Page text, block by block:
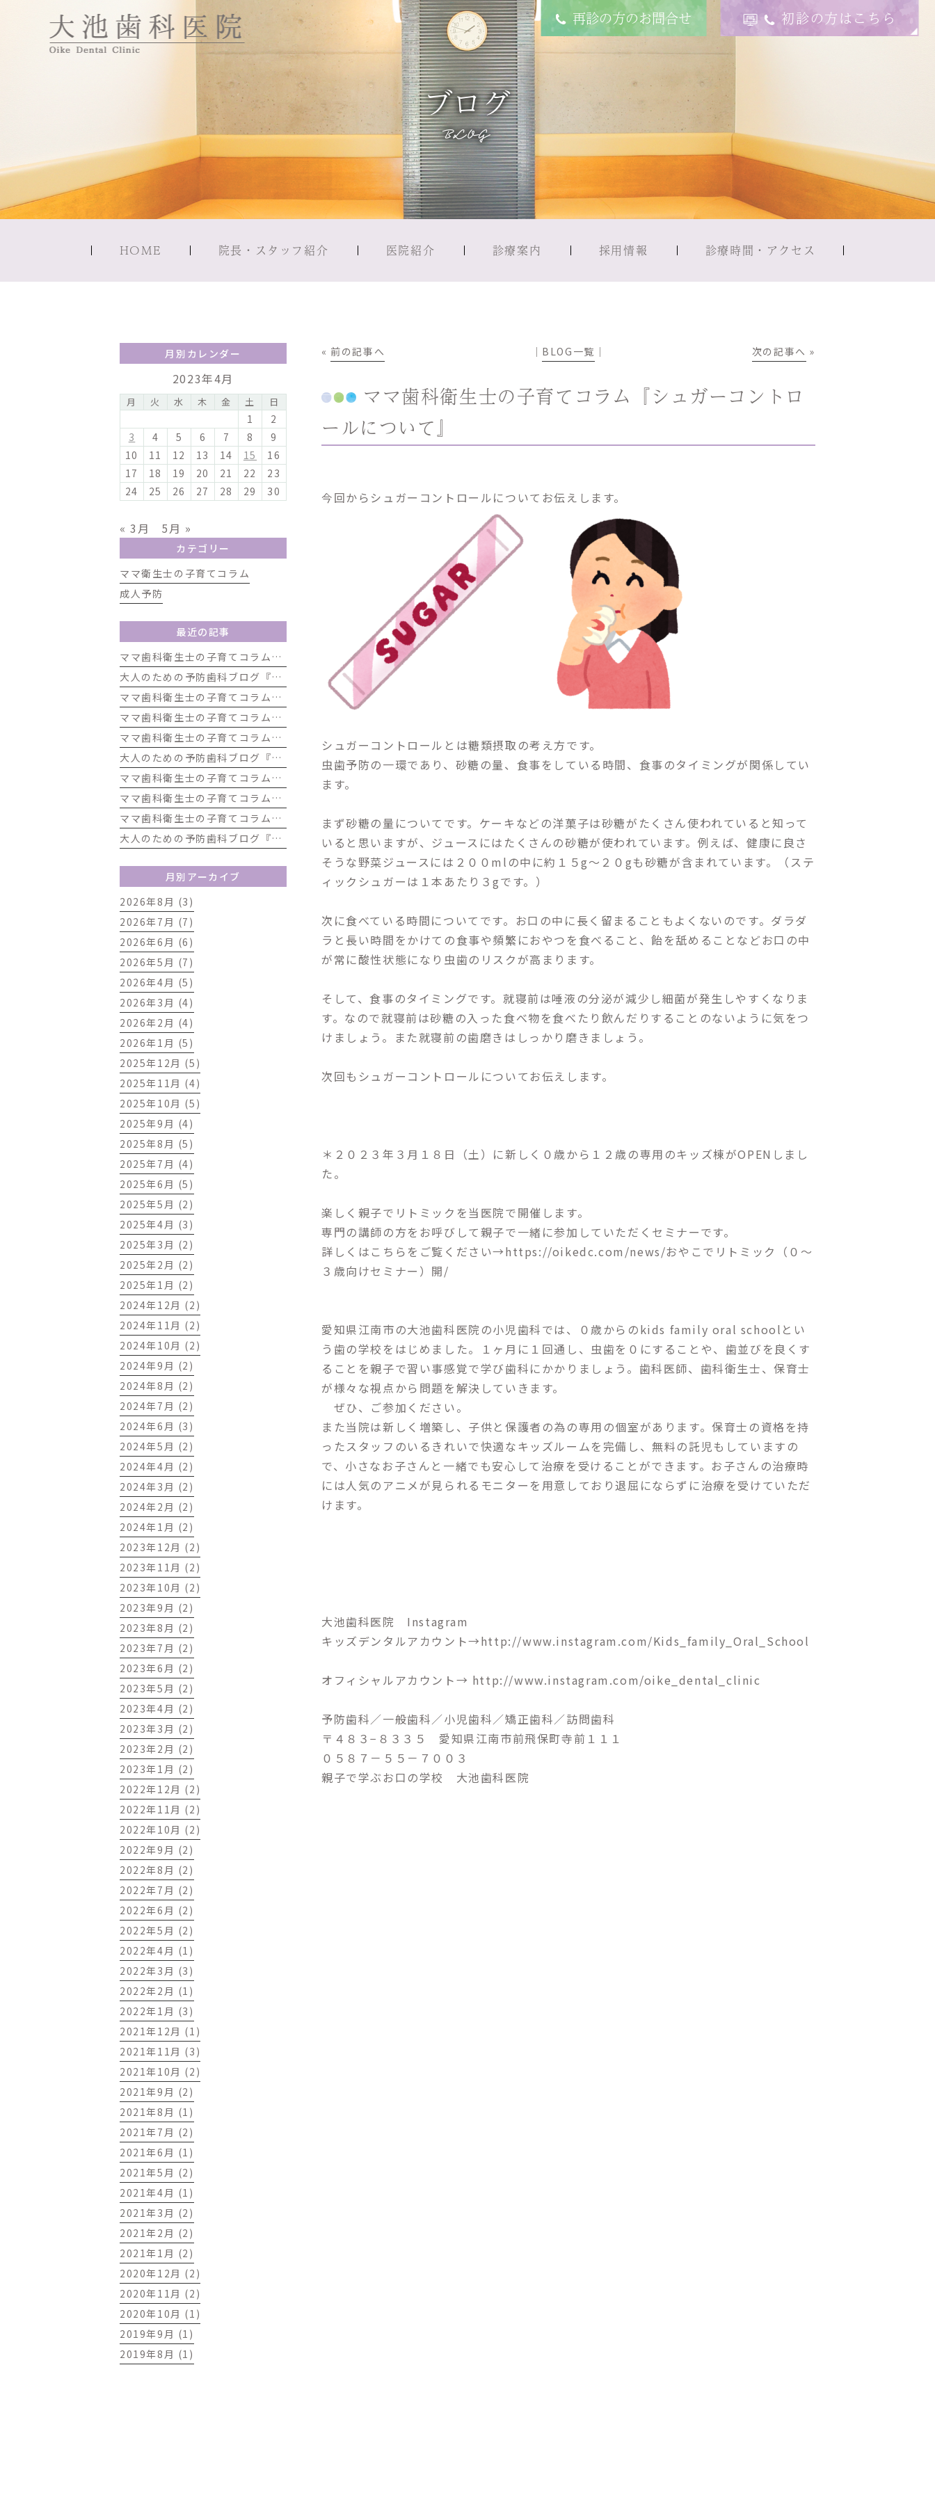
再診の方のお問合せ 初診の方はこちら
ブログ
BLOG
HOME 院長・スタッフ紹介 医院紹介 診療案内 採用情報 診療時間・アクセス
« 前の記事へ │ BLOG一覧 │ 次の記事へ »
ママ歯科衛生士の子育てコラム『シュガーコントロ
ールについて』
今回からシュガーコントロールについてお伝えします。
シュガーコントロールとは糖類摂取の考え方です。
虫歯予防の一環であり、砂糖の量、食事をしている時間、食事のタイミングが関係してい
ます。
まず砂糖の量についてです。ケーキなどの洋菓子は砂糖がたくさん使われていると知って
いると思いますが、ジュースにはたくさんの砂糖が使われています。例えば、健康に良さ
そうな野菜ジュースには２００mlの中に約１５g〜２０gも砂糖が含まれています。（ステ
ィックシュガーは１本あたり３gです。）
次に食べている時間についてです。お口の中に長く留まることもよくないのです。ダラダ
ラと長い時間をかけての食事や頻繁におやつを食べること、飴を舐めることなどお口の中
が常に酸性状態になり虫歯のリスクが高まります。
そして、食事のタイミングです。就寝前は唾液の分泌が減少し細菌が発生しやすくなりま
す。なので就寝前は砂糖の入った食べ物を食べたり飲んだりすることのないように気をつ
けましょう。また就寝前の歯磨きはしっかり磨きましょう。
次回もシュガーコントロールについてお伝えします。
＊２０２３年３月１８日（土）に新しく０歳から１２歳の専用のキッズ棟がOPENしまし
た。
楽しく親子でリトミックを当医院で開催します。
専門の講師の方をお呼びして親子で一緒に参加していただくセミナーです。
詳しくはこちらをご覧ください→https://oikedc.com/news/おやこでリトミック（０〜
３歳向けセミナー）開/
愛知県江南市の大池歯科医院の小児歯科では、０歳からのkids family oral schoolとい
う歯の学校をはじめました。１ヶ月に１回通し、虫歯を０にすることや、歯並びを良くす
ることを親子で習い事感覚で学び歯科にかかりましょう。歯科医師、歯科衛生士、保育士
が様々な視点から問題を解決していきます。
ぜひ、ご参加ください。
また当院は新しく増築し、子供と保護者の為の専用の個室があります。保育士の資格を持
ったスタッフのいるきれいで快適なキッズルームを完備し、無料の託児もしていますの
で、小さなお子さんと一緒でも安心して治療を受けることができます。お子さんの治療時
には人気のアニメが見られるモニターを用意しており退屈にならずに治療を受けていただ
けます。
大池歯科医院 Instagram
キッズデンタルアカウント→http://www.instagram.com/Kids_family_Oral_School
オフィシャルアカウント→ http://www.instagram.com/oike_dental_clinic
予防歯科／一般歯科／小児歯科／矯正歯科／訪問歯科
〒４８３−８３３５ 愛知県江南市前飛保町寺前１１１
０５８７－５５－７００３
親子で学ぶお口の学校 大池歯科医院
月別カレンダー
2023年4月
月 火 水 木 金 土 日
1
2
3
4 5 6 7 8
9
10
11 12 13 14 15
16
17
18 19 20 21 22
23
24
25 26 27 28 29 30
« 3月 5月 »
カテゴリー
ママ衛生士の子育てコラム
成人予防
最近の記事
ママ歯科衛生士の子育てコラム『夏休み後半こそ要注意！生活リズムとお口の健康の関係』
大人のための予防歯科ブログ『歯ブラシの種類と特徴』
ママ歯科衛生士の子育てコラム『夏休みだよ！きみの歯は大丈夫？「むし歯ゼロ」大作戦』
ママ歯科衛生士の子育てコラム『アイスがしみる！それ、虫歯じゃないかも？子どもの知覚過敏について』
ママ歯科衛生士の子育てコラム『お口の発達は「生きる力」歯科から考える子どもの発達』
大人のための予防歯科ブログ『飲料水と虫歯の関係』
ママ歯科衛生士の子育てコラム『夏休みまであと少し！歯をピカピカにして楽しい夏を迎えよう』
ママ歯科衛生士の子育てコラム『夏休み前に気をつけたい！お子さんのお口の健康チェック』
ママ歯科衛生士の子育てコラム『根菜類を食べよう！歯科の視点から見た根菜のうれしい効果』
大人のための予防歯科ブログ『歯磨きのタイミング』
月別アーカイブ
2026年8月 (3)
2026年7月 (7)
2026年6月 (6)
2026年5月 (7)
2026年4月 (5)
2026年3月 (4)
2026年2月 (4)
2026年1月 (5)
2025年12月 (5)
2025年11月 (4)
2025年10月 (5)
2025年9月 (4)
2025年8月 (5)
2025年7月 (4)
2025年6月 (5)
2025年5月 (2)
2025年4月 (3)
2025年3月 (2)
2025年2月 (2)
2025年1月 (2)
2024年12月 (2)
2024年11月 (2)
2024年10月 (2)
2024年9月 (2)
2024年8月 (2)
2024年7月 (2)
2024年6月 (3)
2024年5月 (2)
2024年4月 (2)
2024年3月 (2)
2024年2月 (2)
2024年1月 (2)
2023年12月 (2)
2023年11月 (2)
2023年10月 (2)
2023年9月 (2)
2023年8月 (2)
2023年7月 (2)
2023年6月 (2)
2023年5月 (2)
2023年4月 (2)
2023年3月 (2)
2023年2月 (2)
2023年1月 (2)
2022年12月 (2)
2022年11月 (2)
2022年10月 (2)
2022年9月 (2)
2022年8月 (2)
2022年7月 (2)
2022年6月 (2)
2022年5月 (2)
2022年4月 (1)
2022年3月 (3)
2022年2月 (1)
2022年1月 (3)
2021年12月 (1)
2021年11月 (3)
2021年10月 (2)
2021年9月 (2)
2021年8月 (1)
2021年7月 (2)
2021年6月 (1)
2021年5月 (2)
2021年4月 (1)
2021年3月 (2)
2021年2月 (2)
2021年1月 (2)
2020年12月 (2)
2020年11月 (2)
2020年10月 (1)
2019年9月 (1)
2019年8月 (1)